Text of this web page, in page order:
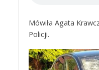
Mówiła Agata
Policji.